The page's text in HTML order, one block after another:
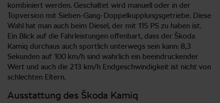
kombiniert werden. Geschaltet wird manuell oder in der
Topversion mit Sieben-Gang-Doppelkupplungsgetriebe. Diese
Wahl hat man auch beim Diesel, der mit 115 PS zu haben ist.
Ein Blick auf die Fahrleistungen offenbart, dass der Škoda
Kamiq durchaus auch sportlich unterwegs sein kann: 8,3
Sekunden auf 100 km/h sind wahrlich ein beeindruckender
Wert und auch die 213 km/h Endgeschwindigkeit ist nicht von
schlechten Eltern.
Ausstattung des Škoda Kamiq